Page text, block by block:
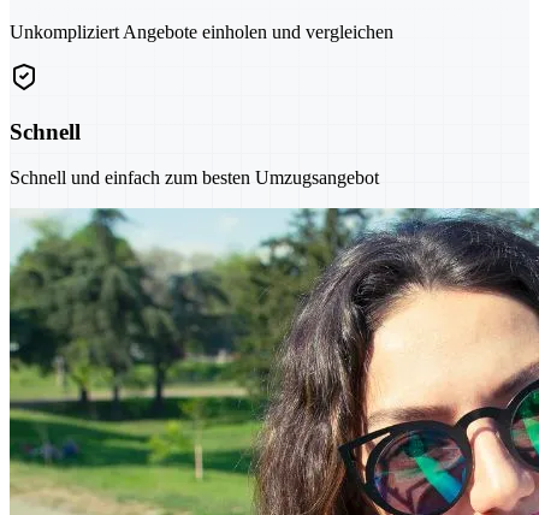
Unkompliziert Angebote einholen und vergleichen
Schnell
Schnell und einfach zum besten Umzugsangebot